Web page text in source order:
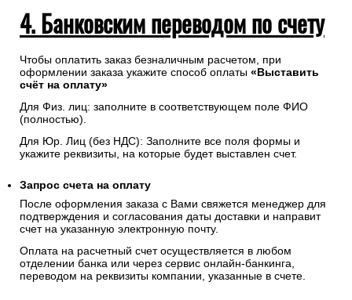
4. Банковским переводом по счету
Чтобы оплатить заказ безналичным расчетом, при
оформлении заказа укажите способ оплаты «Выставить
счёт на оплату»
Для Физ. лиц: заполните в соответствующем поле ФИО
(полностью).
Для Юр. Лиц (без НДС): Заполните все поля формы и
укажите реквизиты, на которые будет выставлен счет.
Запрос счета на оплату
После оформления заказа с Вами свяжется менеджер для
подтверждения и согласования даты доставки и направит
счет на указанную электронную почту.
Оплата на расчетный счет осуществляется в любом
отделении банка или через сервис онлайн-банкинга,
переводом на реквизиты компании, указанные в счете.